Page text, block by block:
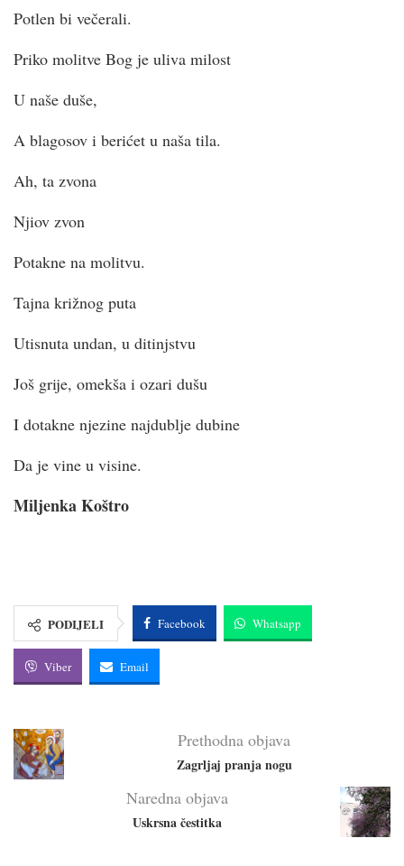
Potlen bi večerali.
Priko molitve Bog je uliva milost
U naše duše,
A blagosov i berićet u naša tila.
Ah, ta zvona
Njiov zvon
Potakne na molitvu.
Tajna križnog puta
Utisnuta undan, u ditinjstvu
Još grije, omekša i ozari dušu
I dotakne njezine najdublje dubine
Da je vine u visine.
Miljenka Koštro
PODIJELI Facebook Whatsapp
Viber Email
Prethodna objava
Zagrljaj pranja nogu
Naredna objava
Uskrsna čestitka